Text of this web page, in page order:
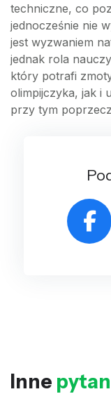
techniczne, co
jednocześnie nie
jest wyzwaniem
jednak rola
który potrafi
olimpijczyka, jak i
przy tym
Inne